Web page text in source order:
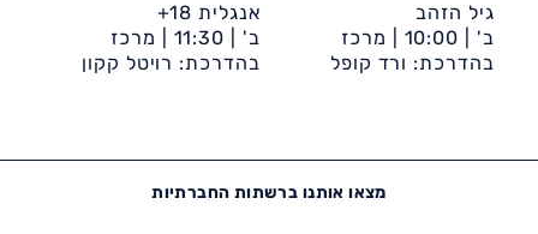
גיל הזהב
ב' | 10:00 |
מרכז
קהילתי קן מלכה (רובע
בהדרכת: ורד קופל
אנגלית 18+
ב' | 11:30 |
מרכז
קהילתי אחווה
בהדרכת: רויטל קקון
מצאו אותנו ברשתות החברתיות